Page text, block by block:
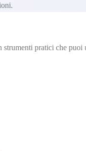
pratici che puoi